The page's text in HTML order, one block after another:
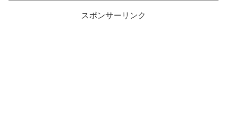
スポンサーリンク